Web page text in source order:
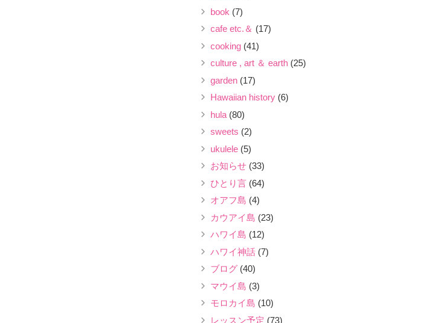
book (7)
cafe etc.＆ (17)
cooking (41)
culture , art ＆ earth (25)
garden (17)
Hawaiian history (6)
hula (80)
sweets (2)
ukulele (5)
お知らせ (33)
ひとり言 (64)
オアフ島 (4)
カウアイ島 (23)
ハワイ島 (12)
ハワイ神話 (7)
ブログ (40)
マウイ島 (3)
モロカイ島 (10)
レッスン予定 (73)